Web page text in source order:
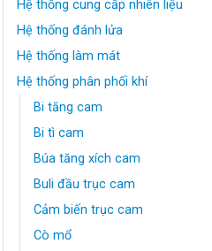
Hệ thống cung cấp nhiên liệu
Hệ thống đánh lửa
Hệ thống làm mát
Hệ thống phân phối khí
Bi tăng cam
Bi tì cam
Búa tăng xích cam
Buli đầu trục cam
Cảm biến trục cam
Cò mổ